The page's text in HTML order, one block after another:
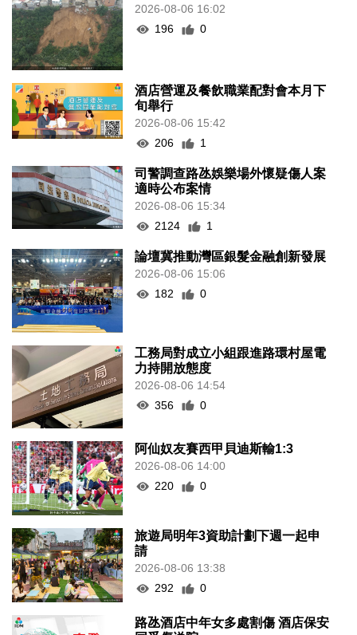
2026-08-06 16:02
196
0
酒店營運及餐飲職業配對會本月下
旬舉行
2026-08-06 15:42
206
1
司警調查路氹娛樂場外懷疑傷人案
適時公布案情
2026-08-06 15:34
2124
1
論壇冀推動灣區銀髮金融創新發展
2026-08-06 15:06
182
0
工務局對成立小組跟進路環村屋電
力持開放態度
2026-08-06 14:54
356
0
阿仙奴友賽西甲貝迪斯輸1:3
2026-08-06 14:00
220
0
旅遊局明年3資助計劃下週一起申
請
2026-08-06 13:38
292
0
路氹酒店中年女多處割傷 酒店保安